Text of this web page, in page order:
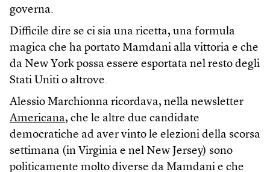
governa.
Difficile dire se ci sia una ricetta, una formula
magica che ha portato Mamdani alla vittoria e che
da New York possa essere esportata nel resto degli
Stati Uniti o altrove.
Alessio Marchionna ricordava, nella newsletter
Americana, che le altre due candidate
democratiche ad aver vinto le elezioni della scorsa
settimana (in Virginia e nel New Jersey) sono
politicamente molto diverse da Mamdani e che